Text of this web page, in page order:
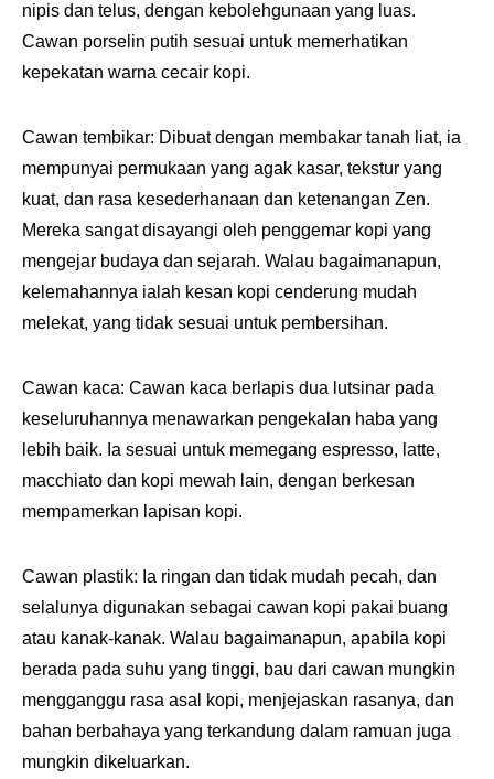
nipis dan telus, dengan kebolehgunaan yang luas.
Cawan porselin putih sesuai untuk memerhatikan
kepekatan warna cecair kopi.
Cawan tembikar: Dibuat dengan membakar tanah liat, ia
mempunyai permukaan yang agak kasar, tekstur yang
kuat, dan rasa kesederhanaan dan ketenangan Zen.
Mereka sangat disayangi oleh penggemar kopi yang
mengejar budaya dan sejarah. Walau bagaimanapun,
kelemahannya ialah kesan kopi cenderung mudah
melekat, yang tidak sesuai untuk pembersihan.
Cawan kaca: Cawan kaca berlapis dua lutsinar pada
keseluruhannya menawarkan pengekalan haba yang
lebih baik. Ia sesuai untuk memegang espresso, latte,
macchiato dan kopi mewah lain, dengan berkesan
mempamerkan lapisan kopi.
Cawan plastik: Ia ringan dan tidak mudah pecah, dan
selalunya digunakan sebagai cawan kopi pakai buang
atau kanak-kanak. Walau bagaimanapun, apabila kopi
berada pada suhu yang tinggi, bau dari cawan mungkin
mengganggu rasa asal kopi, menjejaskan rasanya, dan
bahan berbahaya yang terkandung dalam ramuan juga
mungkin dikeluarkan.